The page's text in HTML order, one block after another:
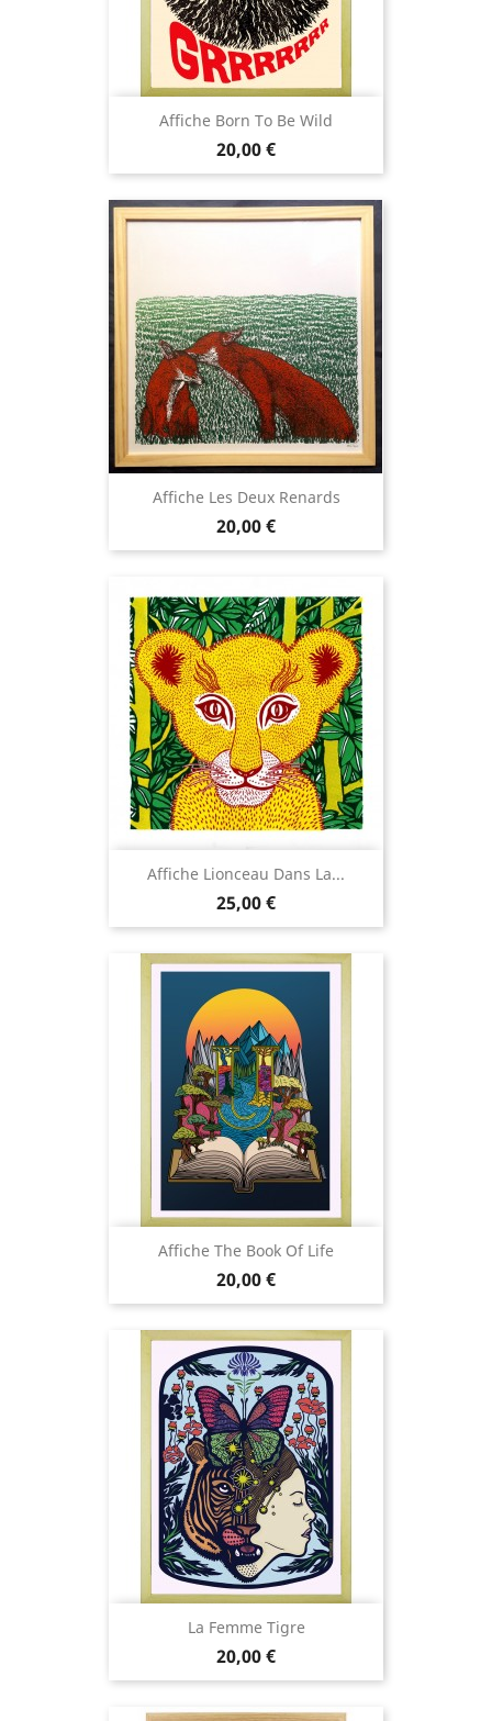
Affiche Born To Be Wild
Prix
20,00 €
Affiche Les Deux Renards
Prix
20,00 €
Affiche Lionceau Dans La...
Prix
25,00 €
Affiche The Book Of Life
Prix
20,00 €
La Femme Tigre
Prix
20,00 €